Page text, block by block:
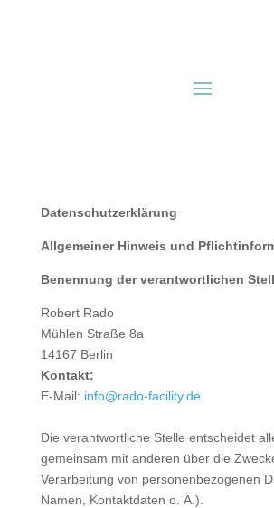
Datenschutzerklärung
Allgemeiner Hinweis und
Benennung der verantwortlichen
Robert Rado
Mühlen Straße 8a
14167 Berlin
Kontakt:
E-Mail: info@rado-facility.de
Die verantwortliche Stelle entscheidet
gemeinsam mit anderen über die
Verarbeitung von personenbezogenen
Namen, Kontaktdaten o. Ä.).